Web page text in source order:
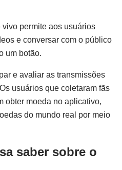
permite aos usuários
e conversar com o público
um botão.
e avaliar as transmissões
usuários que coletaram fãs
obter moeda no aplicativo,
do mundo real por meio
saber sobre o